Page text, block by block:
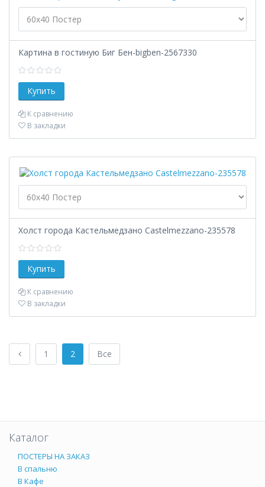
Картина в гостиную Биг Бен-bigben-2567330
К сравнению
В закладки
Холст города Кастельмедзано Сastelmezzano-235578
К сравнению
В закладки
1 2 Все
Каталог
ПОСТЕРЫ НА ЗАКАЗ
В спальню
В Кафе